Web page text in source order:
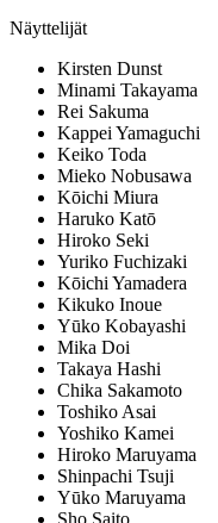
Näyttelijät
Kirsten Dunst
Minami Takayama
Rei Sakuma
Kappei Yamaguchi
Keiko Toda
Mieko Nobusawa
Kōichi Miura
Haruko Katō
Hiroko Seki
Yuriko Fuchizaki
Kōichi Yamadera
Kikuko Inoue
Yūko Kobayashi
Mika Doi
Takaya Hashi
Chika Sakamoto
Toshiko Asai
Yoshiko Kamei
Hiroko Maruyama
Shinpachi Tsuji
Yūko Maruyama
Sho Saito